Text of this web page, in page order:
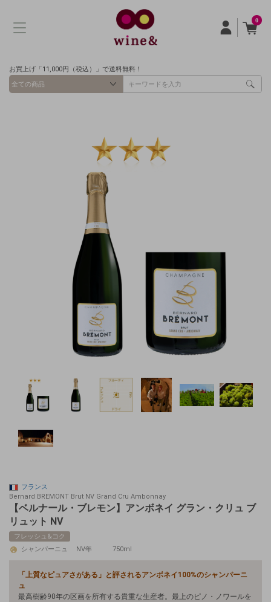
0
お買上げ「11,000円（税込）」で送料無料！
フランス
Bernard BREMONT Brut NV Grand Cru Ambonnay
【ベルナール・ブレモン】アンボネイ グラン・クリュ ブ
リュット NV
フレッシュ&コク
シャンパーニュ
NV年 750ml
「上質なピュアさがある」と評されるアンボネイ100%のシャンパーニ
ュ
最高樹齢90年の区画を所有する貴重な生産者。最上のピノ・ノワールを